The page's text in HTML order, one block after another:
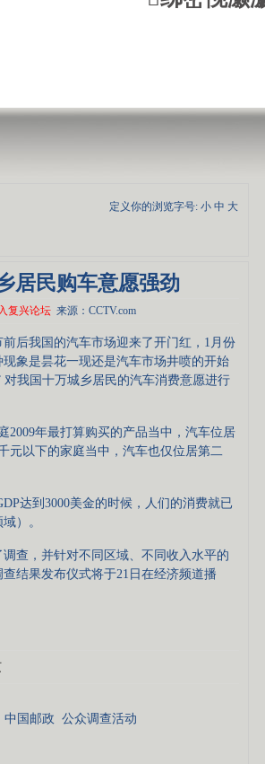
定义你的浏览字号: 小 中 大
居民购车意愿强劲
复兴论坛来源：CCTV.com
我国的汽车市场迎来了开门红，1月份
象是昙花一现还是汽车市场井喷的开始
对我国十万城乡居民的汽车消费意愿进行
年最打算购买的产品当中，汽车位居
元以下的家庭当中，汽车也仅位居第二
达到3000美金的时候，人们的消费就已
）。
查，并针对不同区域、不同收入水平的
结果发布仪式将于21日在经济频道播
中国邮政 公众调查活动